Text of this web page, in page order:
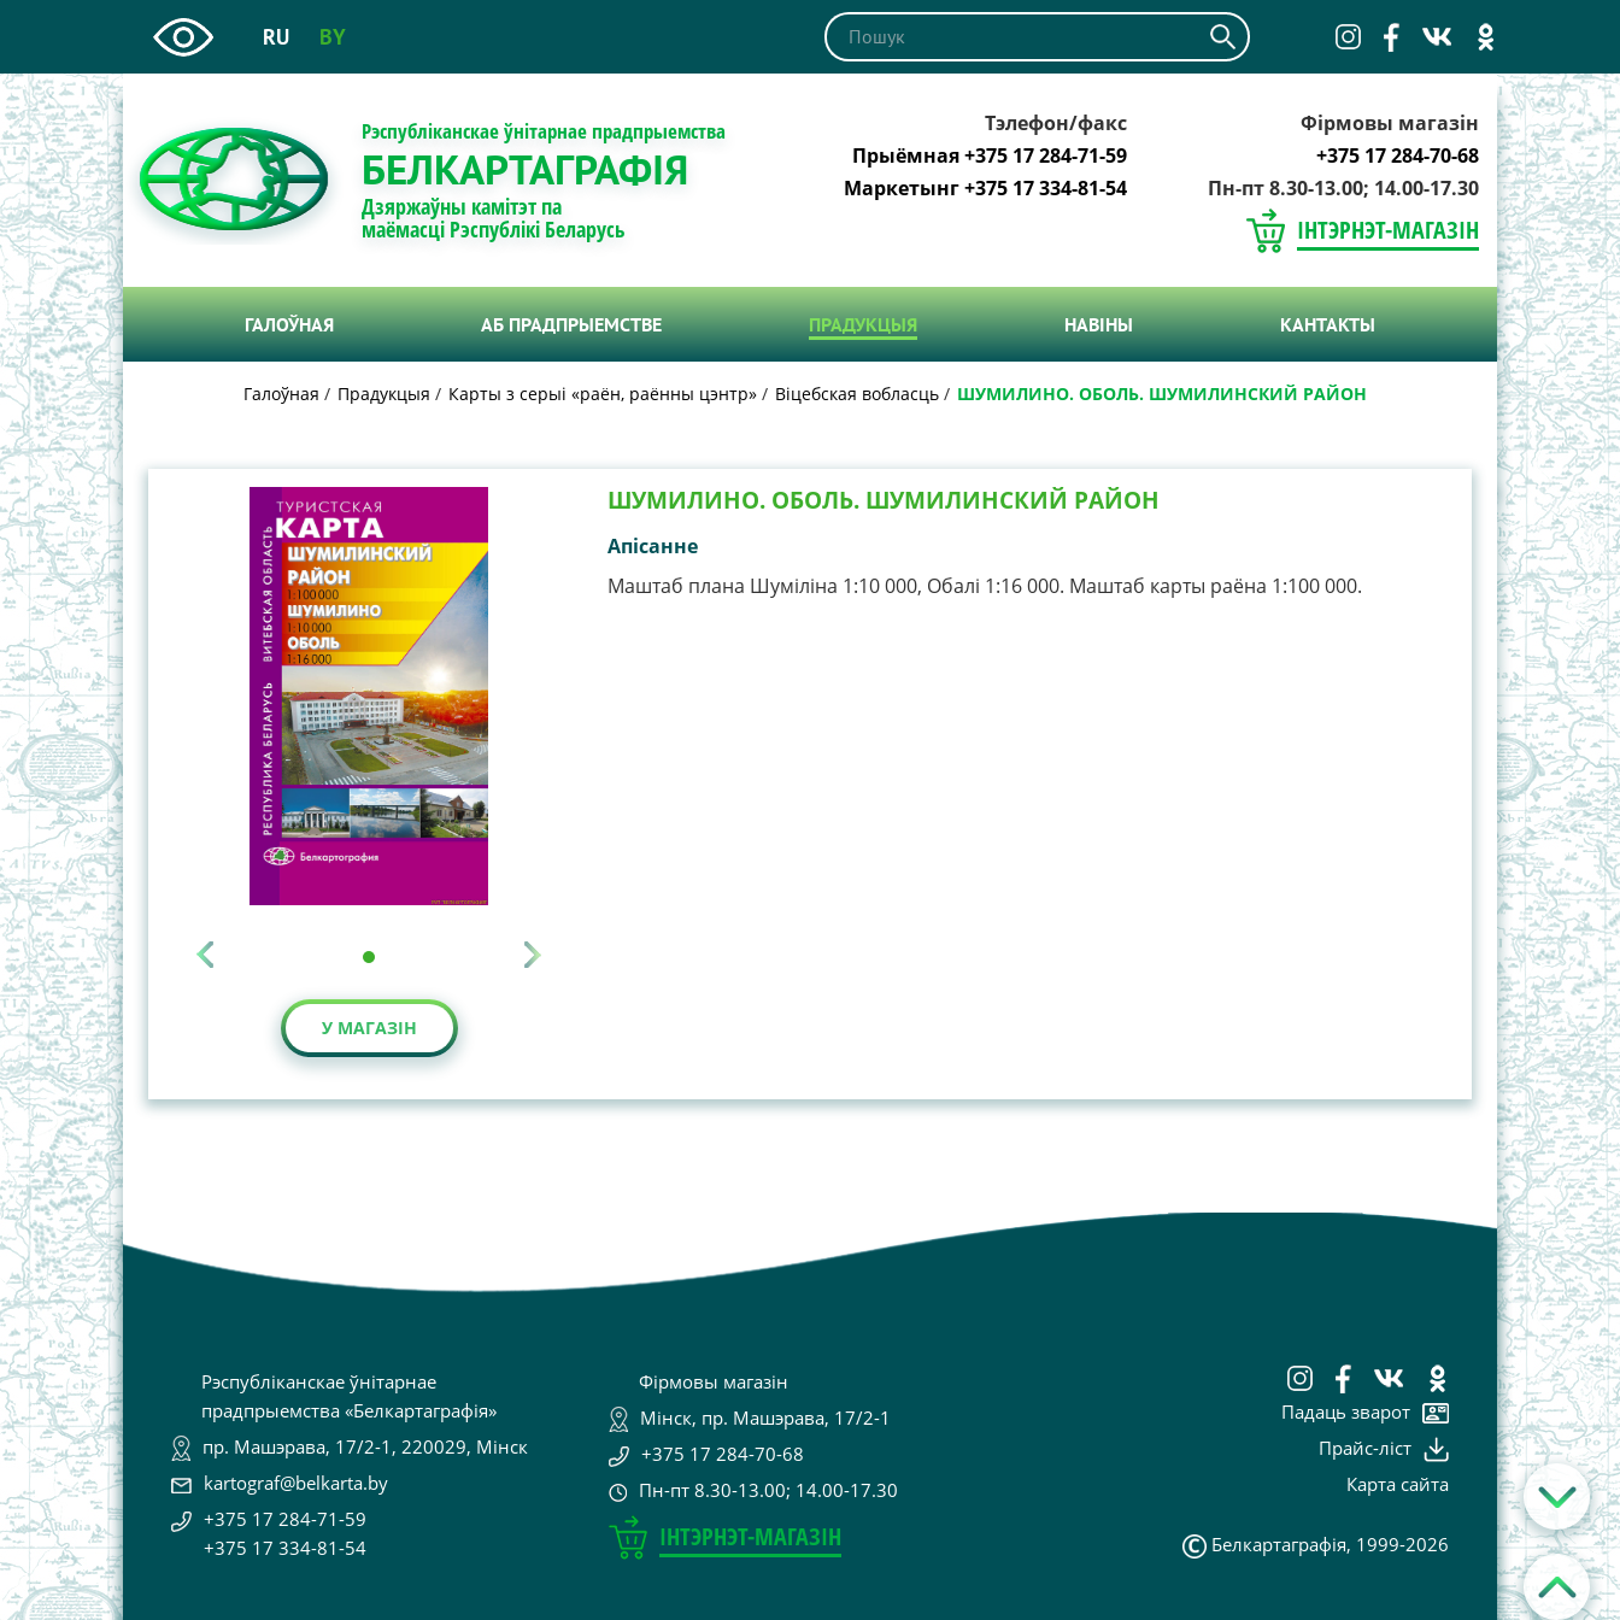
RU BY
Рэспубліканскае ўнітарнае прадпрыемства
БЕЛКАРТАГРАФІЯ
Дзяржаўны камітэт па
маёмасці Рэспублікі Беларусь
Тэлефон/факс
Прыёмная +375 17 284-71-59
Маркетынг +375 17 334-81-54
Фірмовы магазін
+375 17 284-70-68
Пн-пт 8.30-13.00; 14.00-17.30
ІНТЭРНЭТ-МАГАЗІН
ГАЛОЎНАЯ АБ ПРАДПРЫЕМСТВЕ ПРАДУКЦЫЯ НАВIНЫ КАНТАКТЫ
Галоўная Прадукцыя Карты з серыі «раён, раённы цэнтр» Віцебская вобласць ШУМИЛИНО. ОБОЛЬ. ШУМИЛИНСКИЙ РАЙОН
У МАГАЗІН
ШУМИЛИНО. ОБОЛЬ. ШУМИЛИНСКИЙ РАЙОН
Апiсанне
Маштаб плана Шумiлiна 1:10 000, Обалi 1:16 000. Маштаб карты раёна 1:100 000.
Рэспубліканскае ўнітарнае
прадпрыемства «Белкартаграфія»
пр. Машэрава, 17/2-1, 220029, Мінск
kartograf@belkarta.by
+375 17 284-71-59
+375 17 334-81-54
Фірмовы магазін
Мінск, пр. Машэрава, 17/2-1
+375 17 284-70-68
Пн-пт 8.30-13.00; 14.00-17.30
ІНТЭРНЭТ-МАГАЗІН
Падаць зварот
Прайс-лiст
Карта сайта
Белкартаграфія, 1999-2026